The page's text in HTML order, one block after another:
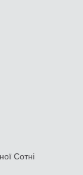
Сотні